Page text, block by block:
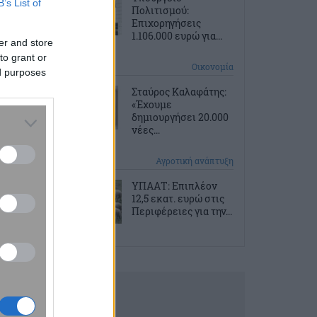
List of
and store
grant or
purposes
Πολιτισμού:
Επιχορηγήσεις
1.106.000 ευρώ για...
Οικονομία
Σταύρος Καλαφάτης:
«Έχουμε
δημιουργήσει 20.000
νέες...
Αγροτική ανάπτυξη
ΥΠΑΑΤ: Επιπλέον
12,5 εκατ. ευρώ στις
Περιφέρειες για την...